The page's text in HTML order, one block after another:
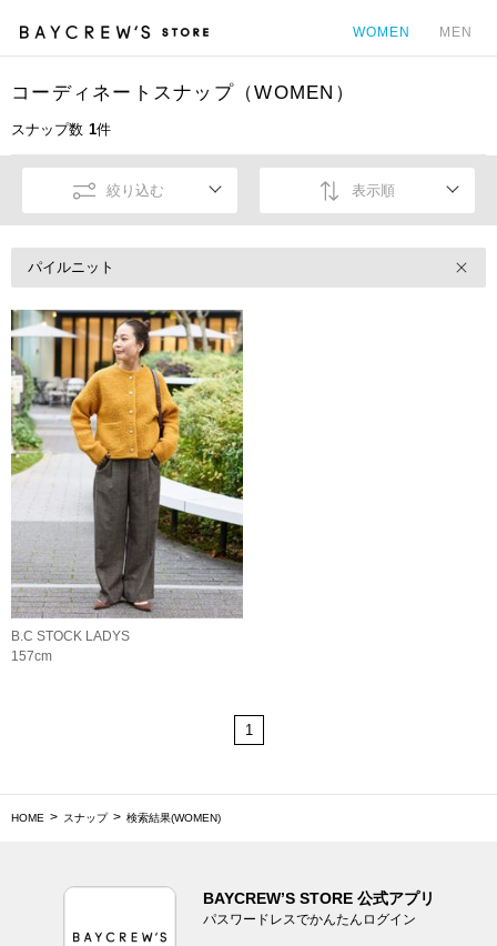
WOMEN MEN
コーディネートスナップ（WOMEN）
スナップ数 1件
絞り込む 表示順
パイルニット
B.C STOCK LADYS
157cm
1
HOME スナップ 検索結果(WOMEN)
BAYCREW’S STORE 公式アプリ
パスワードレスでかんたんログイン